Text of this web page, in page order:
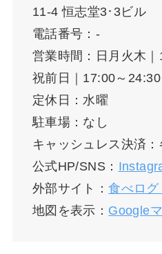
11-4 恒志堂3･3ビル
電話番号：-
営業時間：日月火木
祝前日｜17:00～24:30
定休日：水曜
駐車場：なし
キャッシュレス決済
公式HP/SNS：
外部サイト：食べログ
地図を表示： Google